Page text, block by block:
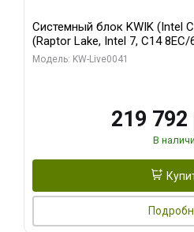
Системный блок KWIK (Intel
(Raptor Lake, Intel 7, C14
модуля)/ Palit RTX5080
Модель: KW-Live0041
219 792
В